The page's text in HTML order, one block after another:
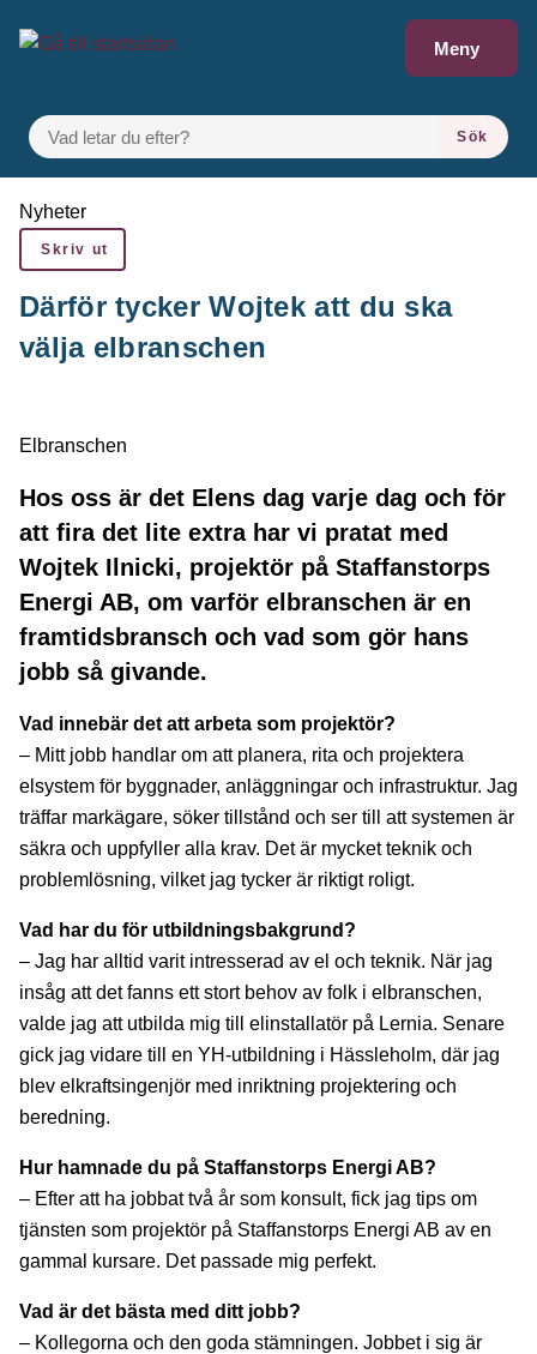
till innehåll
Meny
VAD LETAR DU EFTER?
Sök
Du är här:
Nyheter
Skriv ut
Därför tycker Wojtek att du ska
välja elbranschen
Elbranschen
Hos oss är det Elens dag varje dag och för
att fira det lite extra har vi pratat med
Wojtek Ilnicki, projektör på Staffanstorps
Energi AB, om varför elbranschen är en
framtidsbransch och vad som gör hans
jobb så givande.
Vad innebär det att arbeta som projektör?
– Mitt jobb handlar om att planera, rita och projektera
elsystem för byggnader, anläggningar och infrastruktur. Jag
träffar markägare, söker tillstånd och ser till att systemen är
säkra och uppfyller alla krav. Det är mycket teknik och
problemlösning, vilket jag tycker är riktigt roligt.
Vad har du för utbildningsbakgrund?
– Jag har alltid varit intresserad av el och teknik. När jag
insåg att det fanns ett stort behov av folk i elbranschen,
valde jag att utbilda mig till elinstallatör på Lernia. Senare
gick jag vidare till en YH-utbildning i Hässleholm, där jag
blev elkraftsingenjör med inriktning projektering och
beredning.
Hur hamnade du på Staffanstorps Energi AB?
– Efter att ha jobbat två år som konsult, fick jag tips om
tjänsten som projektör på Staffanstorps Energi AB av en
gammal kursare. Det passade mig perfekt.
Vad är det bästa med ditt jobb?
– Kollegorna och den goda stämningen. Jobbet i sig är